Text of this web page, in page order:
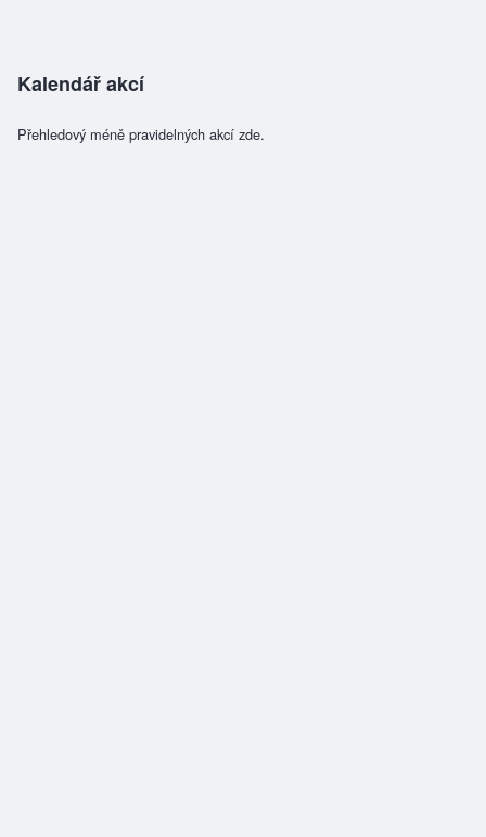
Kalendář akcí
Přehledový méně pravidelných akcí zde.